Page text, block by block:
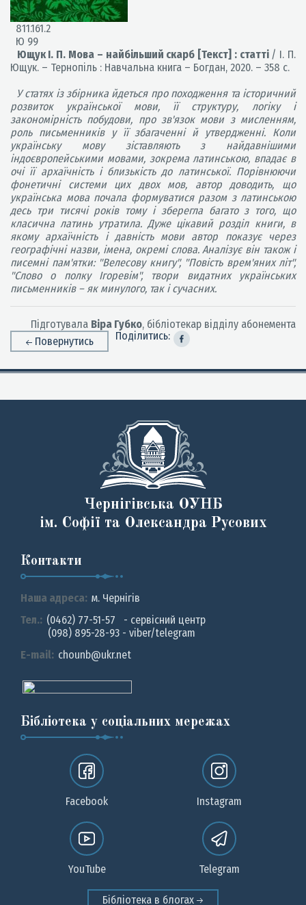
811.161.2
Ю 99
Ющук І. П. Мова – найбільший скарб [Текст] : статті / І. П.
Ющук. – Тернопіль : Навчальна книга – Богдан, 2020. – 358 с.
У статях із збірника йдеться про походження та історичний
розвиток української мови, її структуру, логіку і
закономірність побудови, про зв'язок мови з мисленням,
роль письменників у її збагаченні й утвердженні. Коли
українську мову зіставляють з найдавнішими
індоєвропейськими мовами, зокрема латинською, впадає в
очі її архаїчність і близькість до латинської. Порівнюючи
фонетичні системи цих двох мов, автор доводить, що
українська мова почала формуватися разом з латинською
десь три тисячі років тому і зберегла багато з того, що
класична латинь утратила. Дуже цікавий розділ книги, в
якому архаїчність і давність мови автор показує через
географічні назви, імена, окремі слова. Аналізує він також і
писемні пам'ятки: "Велесову книгу", "Повість врем'яних літ",
"Слово о полку Ігоревім", твори видатних українських
письменників – як минулого, так і сучасних.
Підготувала Віра Губко, бібліотекар відділу абонемента
Повернутись
Поділитись:
Чернігівська ОУНБ
ім. Софії та Олександра Русових
Контакти
Наша адреса: м. Чернiгiв
Тел.: (0462) 77-51-57 - сервісний центр
(098) 895-28-93 - viber/telegram
E-mail: chounb@ukr.net
Бібліотека у соціальних мережах
Facebook Instagram
YouTube Telegram
Бібліотека в блогах